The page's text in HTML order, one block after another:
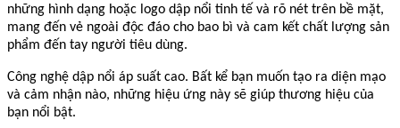
những hình dạng hoặc logo dập nổi tinh tế và rõ nét trên bề mặt,
mang đến vẻ ngoài độc đáo cho bao bì và cam kết chất lượng sản
phẩm đến tay người tiêu dùng.
Công nghệ dập nổi áp suất cao. Bất kể bạn muốn tạo ra diện mạo
và cảm nhận nào, những hiệu ứng này sẽ giúp thương hiệu của
bạn nổi bật.